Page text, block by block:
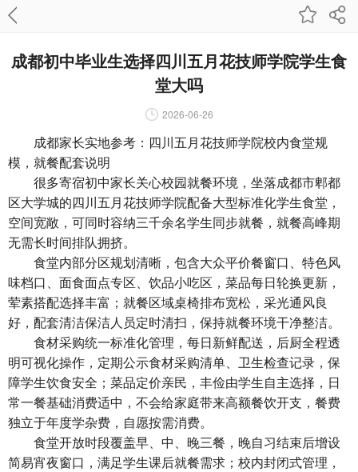
成都初中毕业生选择四川五月花技师学院学生食
堂大吗
2026-06-26
成都家长实地参考：四川五月花技师学院校内食堂规
模，就餐配套说明
很多寄宿初中家长关心校园就餐环境，坐落成都市郫都
区大学城的四川五月花技师学院配备大型标准化学生食堂，
空间宽敞，可同时容纳三千余名学生同步就餐，就餐高峰期
无需长时间排队拥挤。
食堂内部分区规划清晰，包含大众平价餐窗口、特色风
味档口、面食面点专区、饮品小吃区，菜品每日轮换更新，
荤素搭配选择丰富；就餐区域桌椅排布宽松，采光通风良
好，配套清洁保洁人员定时清扫，保持就餐环境干净整洁。
食材采购统一标准化管理，每日新鲜配送，后厨全程透
明可视化操作，定期公示食材采购清单、卫生检查记录，保
障学生饮食安全；菜品定价亲民，丰俭由学生自主选择，日
常一餐基础消费适中，不会给家庭带来高额餐饮开支，餐费
独立于年度学杂费，自愿按需消费。
食堂开放时段覆盖早、中、晚三餐，晚自习结束后增设
简易宵夜窗口，满足学生课后就餐需求；校内封闭式管理，